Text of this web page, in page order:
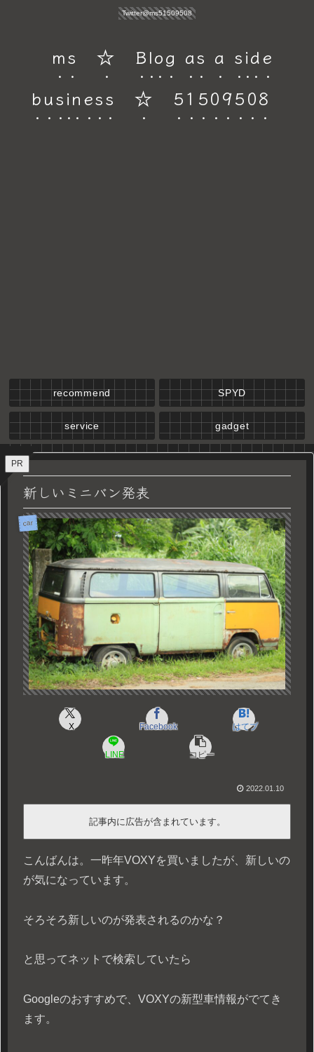
Twitter@ms51509508
ms ☆ Blog as a side
business ☆ 51509508
recommend SPYD
service gadget
PR
新しいミニバン発表
car
X Facebook はてブ
LINE コピー
2022.01.10
記事内に広告が含まれています。
こんばんは。一昨年VOXYを買いましたが、新しいの
が気になっています。
そろそろ新しいのが発表されるのかな？
と思ってネットで検索していたら
Googleのおすすめで、VOXYの新型車情報がでてき
ます。